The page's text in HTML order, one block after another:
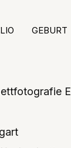
GEBURT